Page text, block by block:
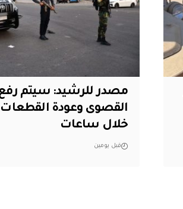
مصدر للرشيد: سيتم رفع
القصوى وعودة القطعات
خلال ساعات
قبل يومين